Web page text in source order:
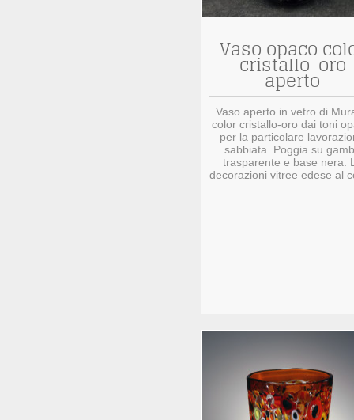
Vaso opaco
cristallo-oro
aperto
Vaso aperto in vetro di
color cristallo-oro dai toni
per la particolare
sabbiata. Poggia su
trasparente e base nera.
decorazioni vitree edese al